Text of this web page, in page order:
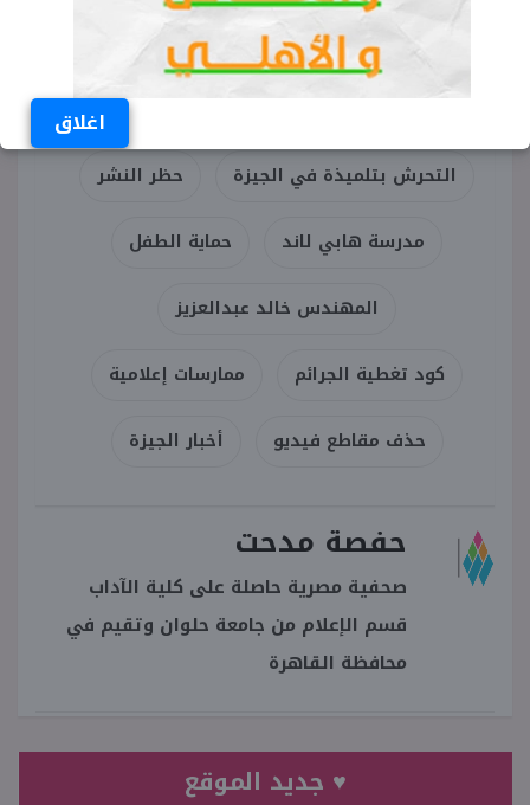
اغلاق
الكلمات المفتاحية
التحرش بتلميذة في الجيزة حظر النشر
مدرسة هابي لاند حماية الطفل
المهندس خالد عبدالعزيز
كود تغطية الجرائم ممارسات إعلامية
حذف مقاطع فيديو أخبار الجيزة
حفصة مدحت
صحفية مصرية حاصلة على كلية الآداب
قسم الإعلام من جامعة حلوان وتقيم في
محافظة القاهرة
♥ جديد الموقع